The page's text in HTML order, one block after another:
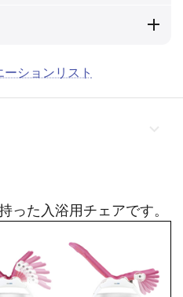
ションリスト
った入浴用チェアです。